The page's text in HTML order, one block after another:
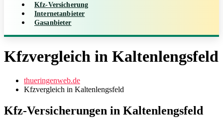
Kfz-Versicherung
Internetanbieter
Gasanbieter
Kfzvergleich in Kaltenlengsfeld
thueringenweb.de
Kfzvergleich in Kaltenlengsfeld
Kfz-Versicherungen in Kaltenlengsfeld